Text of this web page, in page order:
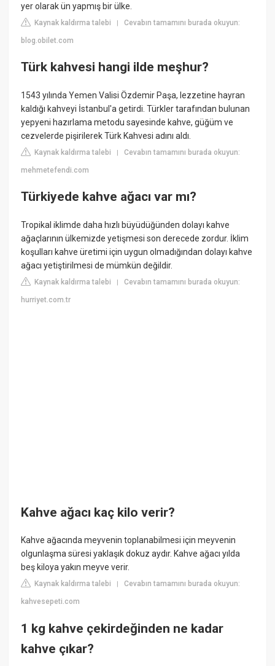
yer olarak ün yapmış bir ülke.
Kaynak kaldırma talebi |Cevabın tamamını burada okuyun:
blog.obilet.com
Türk kahvesi hangi ilde meşhur?
1543 yılında Yemen Valisi Özdemir Paşa, lezzetine hayran
kaldığı kahveyi İstanbul'a getirdi. Türkler tarafından bulunan
yepyeni hazırlama metodu sayesinde kahve, güğüm ve
cezvelerde pişirilerek Türk Kahvesi adını aldı.
Kaynak kaldırma talebi |Cevabın tamamını burada okuyun:
mehmetefendi.com
Türkiyede kahve ağacı var mı?
Tropikal iklimde daha hızlı büyüdüğünden dolayı kahve
ağaçlarının ülkemizde yetişmesi son derecede zordur. İklim
koşulları kahve üretimi için uygun olmadığından dolayı kahve
ağacı yetiştirilmesi de mümkün değildir.
Kaynak kaldırma talebi |Cevabın tamamını burada okuyun:
hurriyet.com.tr
Kahve ağacı kaç kilo verir?
Kahve ağacında meyvenin toplanabilmesi için meyvenin
olgunlaşma süresi yaklaşık dokuz aydır. Kahve ağacı yılda
beş kiloya yakın meyve verir.
Kaynak kaldırma talebi |Cevabın tamamını burada okuyun:
kahvesepeti.com
1 kg kahve çekirdeğinden ne kadar
kahve çıkar?